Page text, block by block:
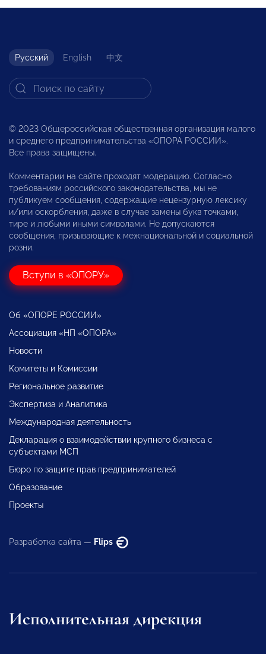
Русский English 中文
© 2023 Общероссийская общественная организация малого
и среднего предпринимательства «ОПОРА РОССИИ».
Все права защищены.
Комментарии на сайте проходят модерацию. Согласно
требованиям российского законодательства, мы не
публикуем сообщения, содержащие нецензурную лексику
и/или оскорбления, даже в случае замены букв точками,
тире и любыми иными символами. Не допускаются
сообщения, призывающие к межнациональной и социальной
розни.
Вступи в «ОПОРУ»
Об «ОПОРЕ РОССИИ»
Ассоциация «НП «ОПОРА»
Новости
Комитеты и Комиссии
Региональное развитие
Экспертиза и Аналитика
Международная деятельность
Декларация о взаимодействии крупного бизнеса с
субъектами МСП
Бюро по защите прав предпринимателей
Образование
Проекты
Разработка сайта — Flips
Исполнительная дирекция